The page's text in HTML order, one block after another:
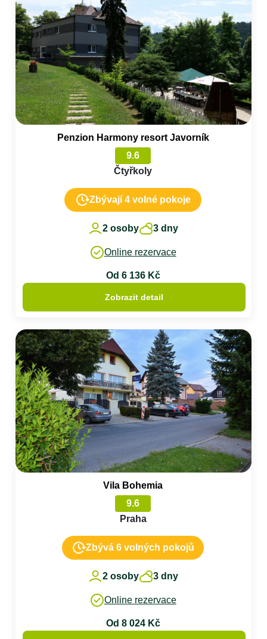
Penzion Harmony resort Javorník
9.6
Čtyřkoly
Zbývají 4 volné pokoje
2 osoby 3 dny
Online rezervace
Od 6 136 Kč
Zobrazit detail
Vila Bohemia
9.6
Praha
Zbývá 6 volných pokojů
2 osoby 3 dny
Online rezervace
Od 8 024 Kč